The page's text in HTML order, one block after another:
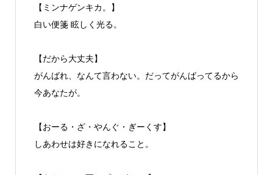
【ミンナゲンキカ。】
白い便箋 眩しく光る。
【だから大丈夫】
がんばれ、なんて言わない。だってがんばってるから
今あなたが。
【おーる・ざ・やんぐ・ぎーくす】
しあわせは好きになれること。